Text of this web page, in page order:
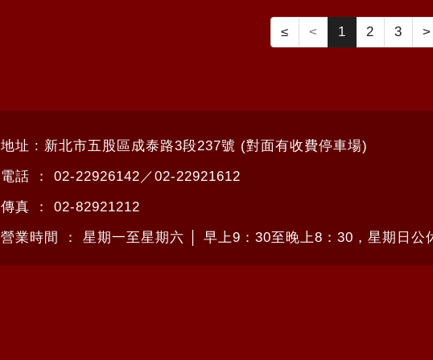
≤ < 1 2 3 >
地址 : 新北市五股區成泰路3段237號 (對面有收費停車場)
電話 ： 02-22926142 ／02-22921612
傳真 ： 02-82921212
營業時間 ： 星期一至星期六 │ 早上9：30至晚上8：30，星期日公